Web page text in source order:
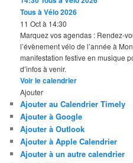
Tous à Vélo 2026
11 Oct à 14:30
Marquez vos agendas : Rendez-
l’évènement vélo de l’année à
manifestation festive en musique
d’infos à venir.
Voir le calendrier
Ajouter
Ajouter au Calendrier Timely
Ajouter à Google
Ajouter à Outlook
Ajouter à Apple Calendrier
Ajouter à un autre calendrier